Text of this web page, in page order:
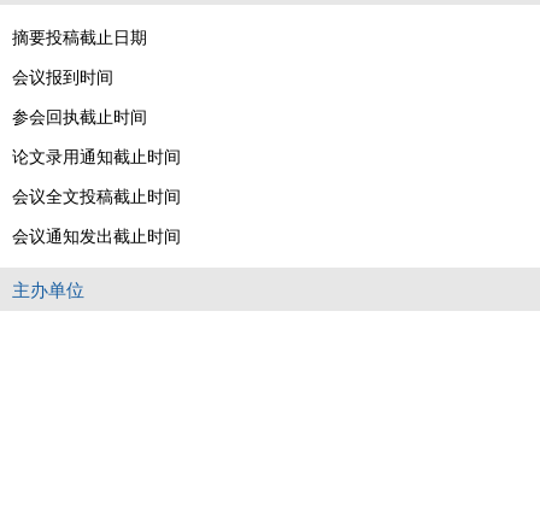
摘要投稿截止日期
会议报到时间
参会回执截止时间
论文录用通知截止时间
会议全文投稿截止时间
会议通知发出截止时间
主办单位